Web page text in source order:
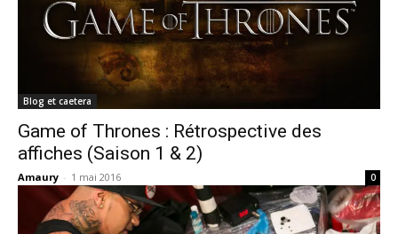
Blog et caetera
Game of Thrones : Rétrospective des
affiches (Saison 1 & 2)
Amaury - 1 mai 2016 0